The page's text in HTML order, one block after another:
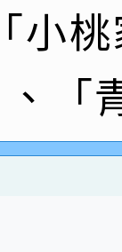
師、
小朗讀
園市中
獲教
世
創客佳
小
「